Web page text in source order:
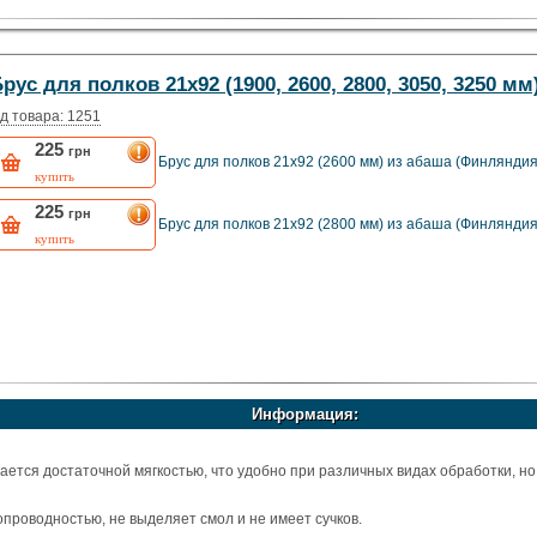
любой влажности (можно не бояться потопа, не разбухает даже после
на 20-25% чем у обычно высушенной древесины (поэтому в парной
для полков 21х92 (1900, 2600, 2800, 3050, 3250
товара: 1251
225 грн
купить
Брус для полков 21х92 (2600 мм) из абаша
225 грн
купить
Брус для полков 21х92 (2800 мм) из абаша
Информация:
достаточной мягкостью, что удобно при различных видах обработки,
не выделяет смол и не имеет сучков.